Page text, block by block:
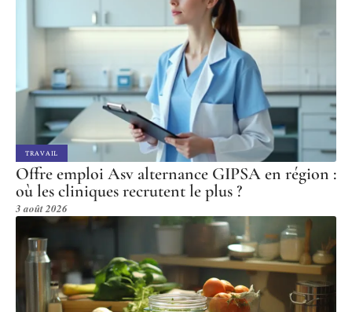
TRAVAIL
Offre emploi Asv alternance GIPSA en région :
où les cliniques recrutent le plus ?
3 août 2026